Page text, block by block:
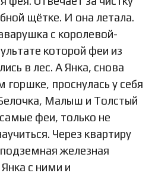
щётке. И она летала.
с королевой-
которой феи из
в лес. А Янка, снова
горшке, проснулась у себя
Малыш и Толстый
феи, только не
Через квартиру
железная
с ними и